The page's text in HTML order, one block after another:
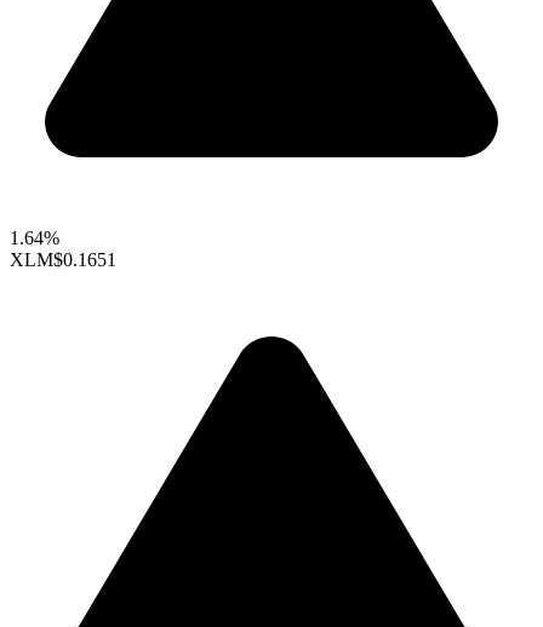
1.64%
XLM$0.1651